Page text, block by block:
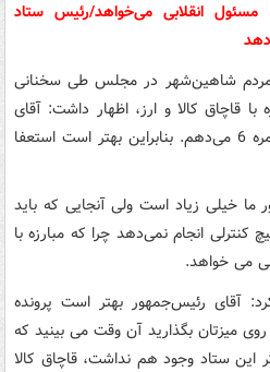
مسئول انقلابی می‌خواهد/رئیس ستاد
دهد
مردم شاهین‌شهر در مجلس طی سخنانی
قاچاق کالا و ارز، اظهار داشت: آقای
رئیس بنده از 20 نمره به شما نمره 6 می‌دهم. بنابراین بهتر است استعفا
ما خیلی زیاد است ولی آنجایی که باید
کنترلی انجام نمی‌دهد چرا که مبارزه با
می خواهد.
آقای رئیس‌جمهور بهتر است پرونده
روی میزتان بگذارید آن وقت می بینید که
ستاد وجود هم نداشت، قاچاق کالا